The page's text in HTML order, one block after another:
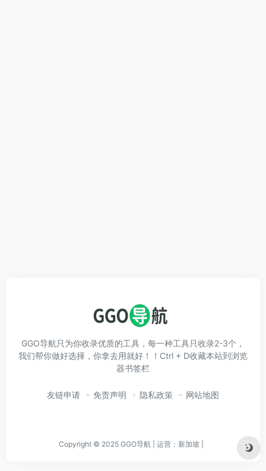
GGO导航只为你收录优质的工具，每一种工具只收录2-3个，
我们帮你做好选择，你拿去用就好！！Ctrl + D收藏本站到浏览
器书签栏
友链申请 免责声明 隐私政策 网站地图
Copyright © 2025 GGO导航 | 运营：新加坡 |